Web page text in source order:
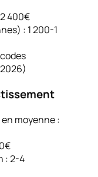
400€
: 1 200-1
moyenne :
: 2-4